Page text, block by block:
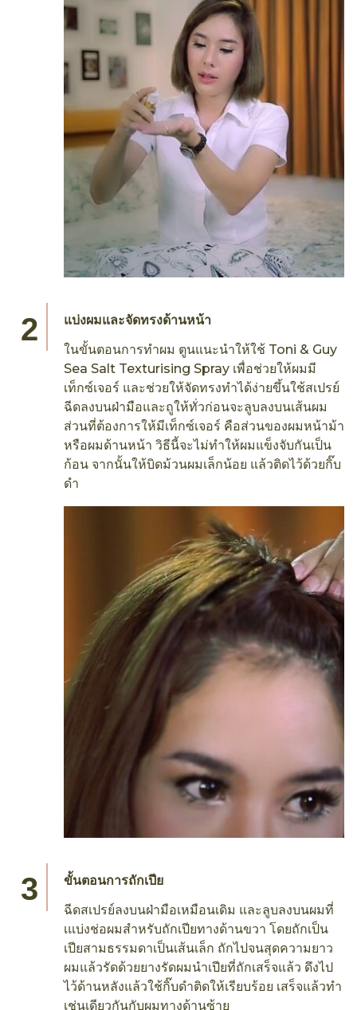
แบ่งผมและจัดทรงด้านหน้า
ในขั้นตอนการทำผม ตูนแนะนำให้ใช้ Toni & Guy
Sea Salt Texturising Spray เพื่อช่วยให้ผมมี
เท็กซ์เจอร์ และช่วยให้จัดทรงทำได้ง่ายขึ้นใช้สเปรย์
ฉีดลงบนฝ่ามือและถูให้ทั่วก่อนจะลูบลงบนเส้นผม
ส่วนที่ต้องการให้มีเท็กซ์เจอร์ คือส่วนของผมหน้าม้า
หรือผมด้านหน้า วิธีนี้จะไม่ทำให้ผมแข็งจับกันเป็น
ก้อน จากนั้นให้บิดม้วนผมเล็กน้อย แล้วติดไว้ด้วยกิ๊บ
ดำ
ขั้นตอนการถักเปีย
ฉีดสเปรย์ลงบนฝ่ามือเหมือนเดิม และลูบลงบนผมที่
เแบ่งช่อผมสำหรับถักเปียทางด้านขวา โดยถักเป็น
เปียสามธรรมดาเป็นเส้นเล็ก ถักไปจนสุดความยาว
ผมแล้วรัดด้วยยางรัดผมนำเปียที่ถักเสร็จแล้ว ดึงไป
ไว้ด้านหลังแล้วใช้กิ๊บดำติดให้เรียบร้อย เสร็จแล้วทำ
เช่นเดียวกันกับผมทางด้านซ้าย